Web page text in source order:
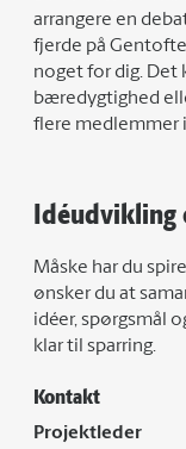
arrangere en
fjerde på
noget for dig. Det
bæredygtighed
flere medlemmer
Idéudvikling
Måske har du
ønsker du at
idéer, spørgsmål
klar til sparring.
Kontakt
Projektleder